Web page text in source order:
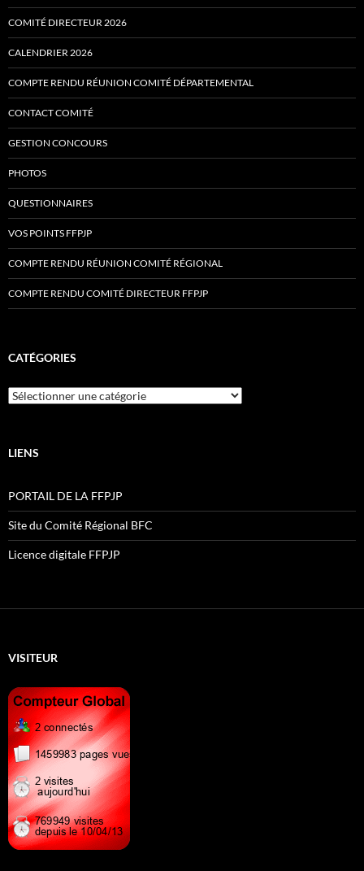
COMITÉ DIRECTEUR 2026
CALENDRIER 2026
COMPTE RENDU RÉUNION COMITÉ DÉPARTEMENTAL
CONTACT COMITÉ
GESTION CONCOURS
PHOTOS
QUESTIONNAIRES
VOS POINTS FFPJP
COMPTE RENDU RÉUNION COMITÉ RÉGIONAL
COMPTE RENDU COMITÉ DIRECTEUR FFPJP
CATÉGORIES
Catégories
LIENS
PORTAIL DE LA FFPJP
Site du Comité Régional BFC
Licence digitale FFPJP
VISITEUR